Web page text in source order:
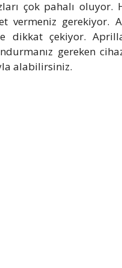
çok pahalı
vermeniz gerekiyor.
dikkat çekiyor.
gereken
alabilirsiniz.